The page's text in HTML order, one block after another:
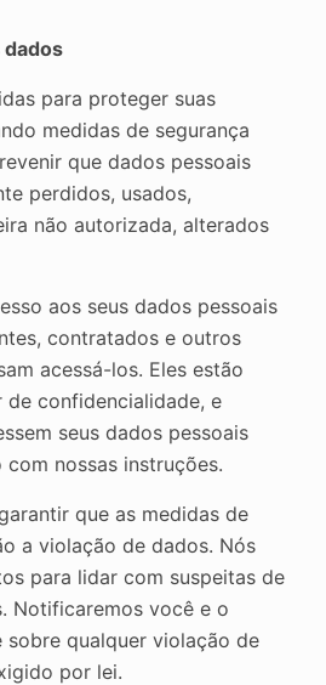
dados
para proteger suas
medidas de segurança
que dados pessoais
perdidos, usados,
não autorizada, alterados
aos seus dados pessoais
contratados e outros
acessá-los. Eles estão
de confidencialidade, e
seus dados pessoais
nossas instruções.
que as medidas de
a violação de dados. Nós
para lidar com suspeitas de
Notificaremos você e o
sobre qualquer violação de
por lei.